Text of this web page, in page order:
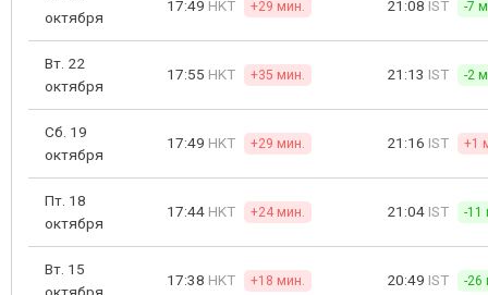
октября
17:49 HKT +29 мин. 21:08 IST -7
Вт. 22
октября
17:55 HKT +35 мин. 21:13 IST -2
Сб. 19
октября
17:49 HKT +29 мин. 21:16 IST +1
Пт. 18
октября
17:44 HKT +24 мин. 21:04 IST -11
Вт. 15
17:38 HKT +18 мин. 20:49 IST -26